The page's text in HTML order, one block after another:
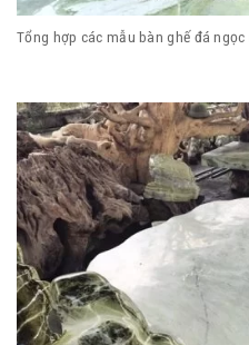
Tổng hợp các mẫu bàn ghế đá